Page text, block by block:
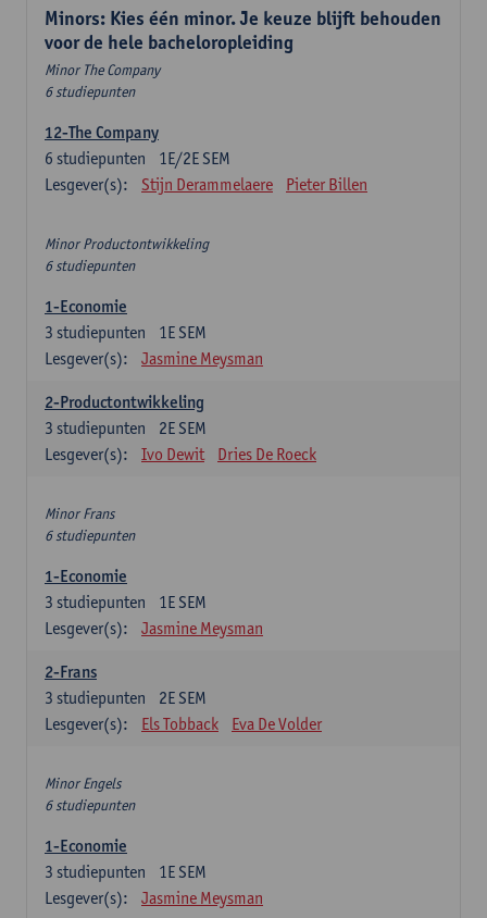
Minors: Kies één minor. Je keuze blijft behouden
voor de hele bacheloropleiding
Minor The Company
6 studiepunten
12-The Company
1E/2E SEM
6 studiepunten
Lesgever(s):
Stijn Derammelaere Pieter Billen
Minor Productontwikkeling
6 studiepunten
1-Economie
1E SEM
3 studiepunten
Lesgever(s):
Jasmine Meysman
2-Productontwikkeling
2E SEM
3 studiepunten
Lesgever(s):
Ivo Dewit Dries De Roeck
Minor Frans
6 studiepunten
1-Economie
1E SEM
3 studiepunten
Lesgever(s):
Jasmine Meysman
2-Frans
2E SEM
3 studiepunten
Lesgever(s):
Els Tobback Eva De Volder
Minor Engels
6 studiepunten
1-Economie
1E SEM
3 studiepunten
Lesgever(s):
Jasmine Meysman